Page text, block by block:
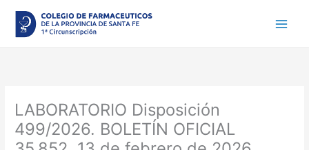
contenido
LABORATORIO Disposición
499/2026. BOLETÍN OFICIAL